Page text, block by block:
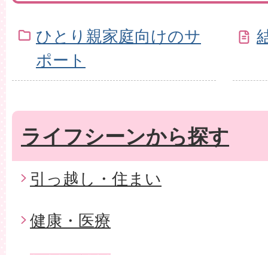
ひとり親家庭向けのサ
ポート
ライフシーンから探す
引っ越し・住まい
健康・医療